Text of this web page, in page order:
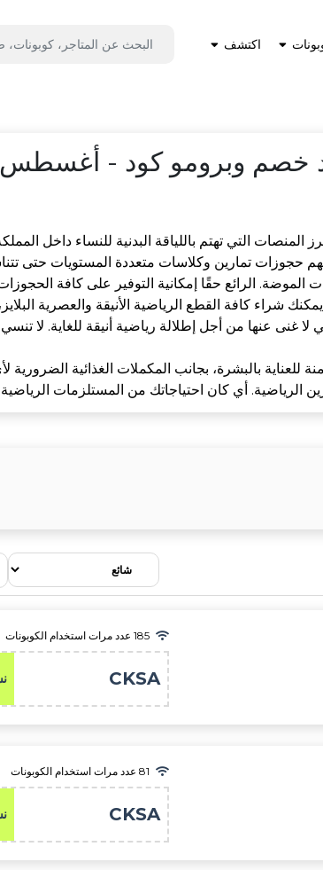
اكتشف
خصم وبرومو كود - أغسطس 2026
التي تهتم باللياقة البدنية للنساء داخل
حجوزات تمارين وكلاسات متعددة المستويات حتى
الموضة. الرائع حقًا إمكانية التوفير على كافة
شراء كافة القطع الرياضية الأنيقة والعصرية
لا غنى عنها من أجل إطلالة رياضية أنيقة للغاية. لا
للعناية بالبشرة، بجانب المكملات الغذائية
الرياضية. أي كان احتياجاتك من المستلزمات
185 عدد مرات استخدام الكوبونات
CKSA
81 عدد مرات استخدام الكوبونات
CKSA